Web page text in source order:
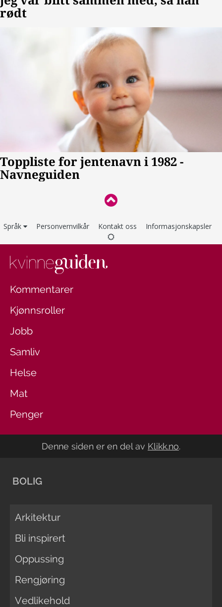
Språk Personvernvilkår Kontakt oss Informasjonskapsler
Kommentarer
Kjønnsroller
Jobb
Samliv
Helse
Mat
Penger
Denne siden er en del av Klikk.no.
BOLIG
Arkitektur
Bli inspirert
Oppussing
Rengjøring
Vedlikehold